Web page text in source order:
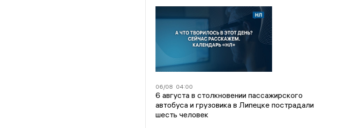
06/08 04:00
6 августа в столкновении пассажирского
автобуса и грузовика в Липецке пострадали
шесть человек